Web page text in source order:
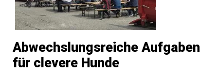
Abwechslungsreiche Aufgaben
für clevere Hunde